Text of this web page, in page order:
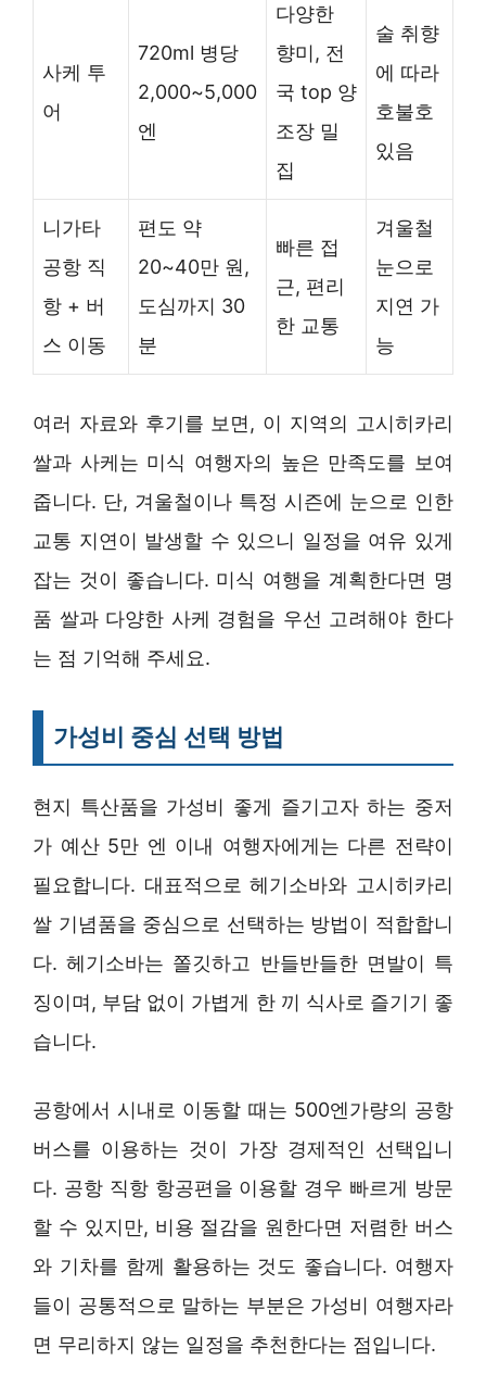
사케 투
어
720ml 병당
2,000~5,000
엔
다양한
향미, 전
국 top 양
조장 밀
집
술 취향
에 따라
호불호
있음
니가타
공항 직
항 + 버
스 이동
편도 약
20~40만 원,
도심까지 30
분
빠른 접
근, 편리
한 교통
겨울철
눈으로
지연 가
능
여러 자료와 후기를 보면, 이 지역의 고시히카리
쌀과 사케는 미식 여행자의 높은 만족도를 보여
줍니다. 단, 겨울철이나 특정 시즌에 눈으로 인한
교통 지연이 발생할 수 있으니 일정을 여유 있게
잡는 것이 좋습니다. 미식 여행을 계획한다면 명
품 쌀과 다양한 사케 경험을 우선 고려해야 한다
는 점 기억해 주세요.
가성비 중심 선택 방법
현지 특산품을 가성비 좋게 즐기고자 하는 중저
가 예산 5만 엔 이내 여행자에게는 다른 전략이
필요합니다. 대표적으로 헤기소바와 고시히카리
쌀 기념품을 중심으로 선택하는 방법이 적합합니
다. 헤기소바는 쫄깃하고 반들반들한 면발이 특
징이며, 부담 없이 가볍게 한 끼 식사로 즐기기 좋
습니다.
공항에서 시내로 이동할 때는 500엔가량의 공항
버스를 이용하는 것이 가장 경제적인 선택입니
다. 공항 직항 항공편을 이용할 경우 빠르게 방문
할 수 있지만, 비용 절감을 원한다면 저렴한 버스
와 기차를 함께 활용하는 것도 좋습니다. 여행자
들이 공통적으로 말하는 부분은 가성비 여행자라
면 무리하지 않는 일정을 추천한다는 점입니다.